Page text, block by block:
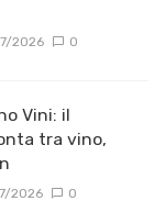
2026 0
Vini: il
tra vino,
2026 0